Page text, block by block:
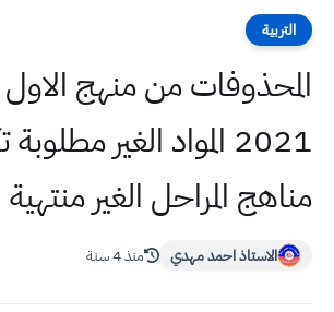
التربية
المحذوفات من منهج الاول
2021 المواد الغير
مناهج المراحل الغير منتهية
الاستاذ احمد مهدي منذ 4 سنة